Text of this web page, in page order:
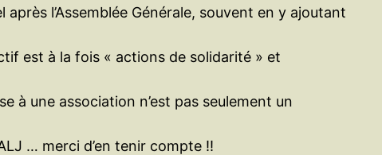
l’Assemblée Générale, souvent en y ajoutant
est à la fois « actions de solidarité » et
à une association n’est pas seulement un
… merci d’en tenir compte !!